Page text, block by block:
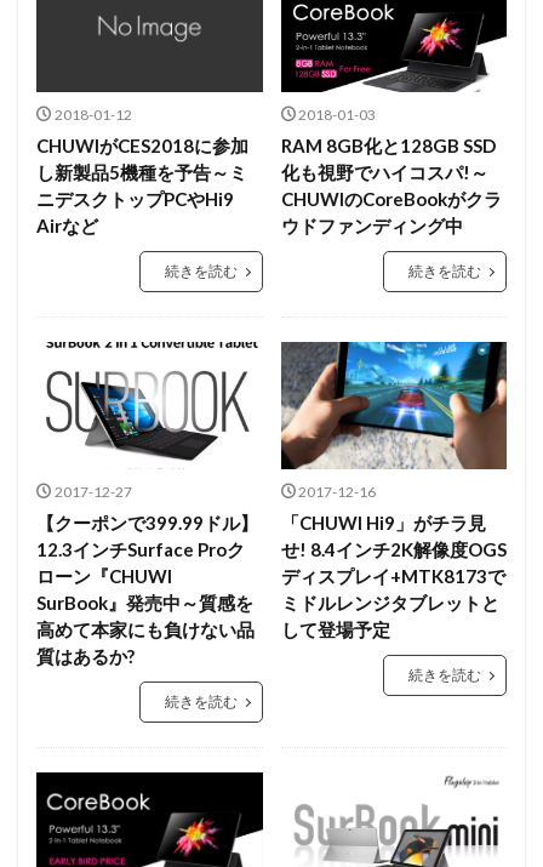
2018-01-12
CHUWIがCES2018に参加
し新製品5機種を予告～ミ
ニデスクトップPCやHi9
Airなど
続きを読む
2018-01-03
RAM 8GB化と128GB SSD
化も視野でハイコスパ!～
CHUWIのCoreBookがクラ
ウドファンディング中
続きを読む
2017-12-27
【クーポンで399.99ドル】
12.3インチSurface Proク
ローン『CHUWI
SurBook』発売中～質感を
高めて本家にも負けない品
質はあるか?
続きを読む
2017-12-16
「CHUWI Hi9」がチラ見
せ! 8.4インチ2K解像度OGS
ディスプレイ+MTK8173で
ミドルレンジタブレットと
して登場予定
続きを読む